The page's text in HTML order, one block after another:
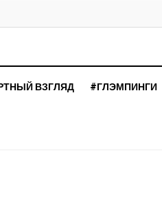
ВЗГЛЯД #ГЛЭМПИНГИ